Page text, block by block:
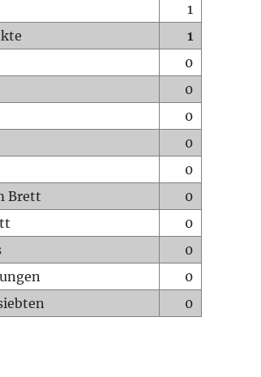
1
1
0
0
0
0
0
Brett
0
0
0
0
0